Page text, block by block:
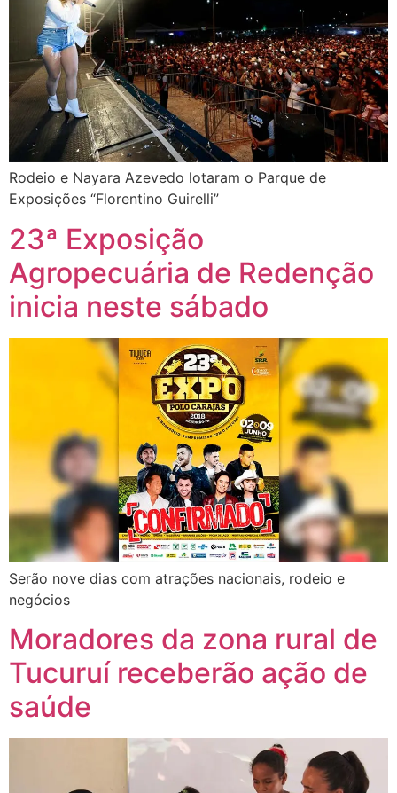
Rodeio e Nayara Azevedo lotaram o Parque de
Exposições “Florentino Guirelli”
23ª Exposição
Agropecuária de Redenção
inicia neste sábado
Serão nove dias com atrações nacionais, rodeio e
negócios
Moradores da zona rural de
Tucuruí receberão ação de
saúde